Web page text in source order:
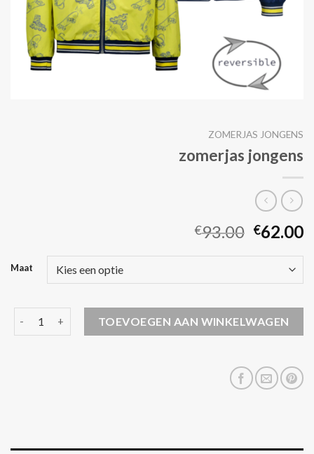
ZOMERJAS JONGENS
zomerjas jongens
€93.00 €62.00
Maat
TOEVOEGEN AAN WINKELWAGEN